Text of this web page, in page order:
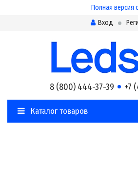
Полная версия
Вход
8 (800) 444-37-39 +7
Каталог товаров